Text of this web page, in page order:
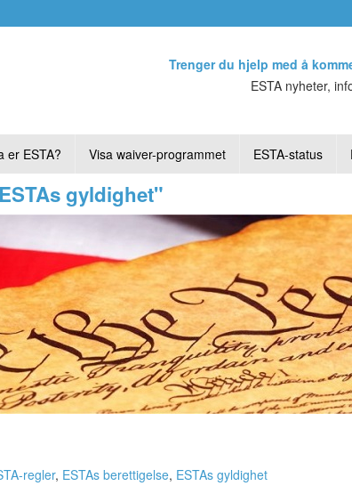
Trenger du hjelp med å
ESTA nyheter,
er ESTA? Visa waiver-programmet ESTA-status
gyldighet"
regler, ESTAs berettigelse, ESTAs gyldighet